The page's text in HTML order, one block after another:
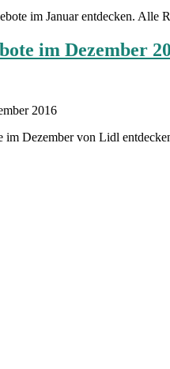
im Januar entdecken.
im Dezember
im Dezember von Lidl